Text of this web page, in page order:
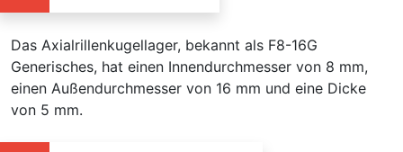
Das Axialrillenkugellager, bekannt als F8-16G
Generisches, hat einen Innendurchmesser von 8 mm,
einen Außendurchmesser von 16 mm und eine Dicke
von 5 mm.